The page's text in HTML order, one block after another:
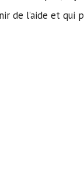
de l’aide et qui